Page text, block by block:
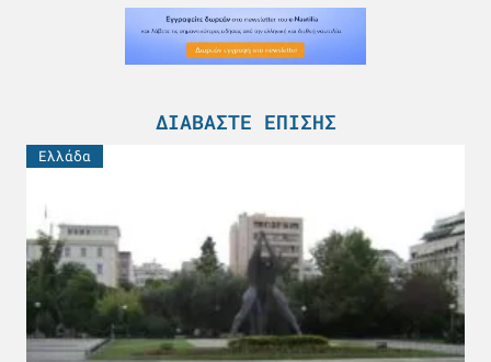
ΔΙΑΒΆΣΤΕ ΕΠΊΣΗΣ
Ελλάδα